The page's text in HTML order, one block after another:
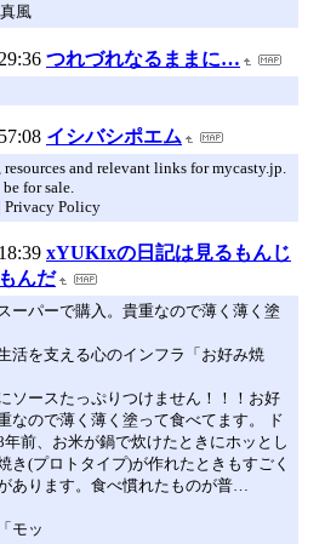
風
つれづれなるままに…
イシバシポエム
and relevant links for mycasty.jp.
for sale.
Privacy Policy
xYUKIxの日記は見るもんじ
んだ
ーパーで購入。貴重なので薄く薄く塗
活を支える心のインフラ「お好み焼
ソースたっぷりつけません！！！お好
なので薄く薄く塗って食べてます。 ド
前、お米が鍋で炊けたときにホッとし
き(プロトタイプ)が作れたときもすごく
あります。食べ慣れたものが普…
モッ